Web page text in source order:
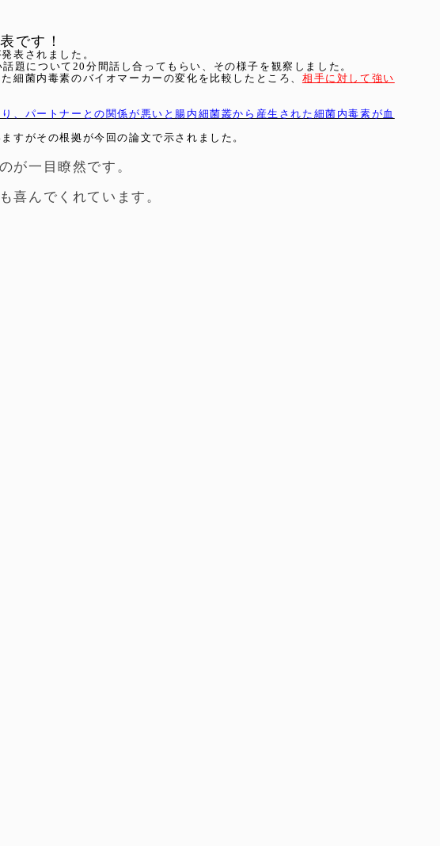
です！
表されました。
題について20分間話し合ってもらい、その様子を観察しました。
細菌内毒素のバイオマーカーの変化を比較したところ、 相手に対して強い
、パートナーとの関係が悪いと腸内細菌叢から産生された細菌内毒素が血
すがその根拠が今回の論文で示されました。
が一目瞭然です。
喜んでくれています。